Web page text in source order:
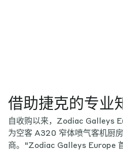
借助捷克的专业
自收购以来，Zodiac Galleys
为空客 A320 窄体喷气客机厨
商。"Zodiac Galleys Europe